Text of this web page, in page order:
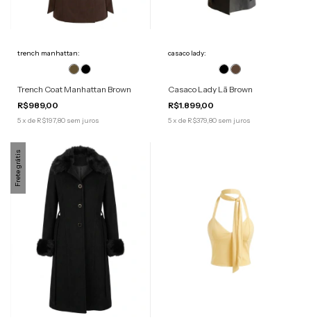
trench manhattan:
Trench Coat Manhattan Brown
R$989,00
5x de R$197,80 sem juros
casaco lady:
Casaco Lady Lã Brown
R$1.899,00
5x de R$379,80 sem juros
Frete grátis